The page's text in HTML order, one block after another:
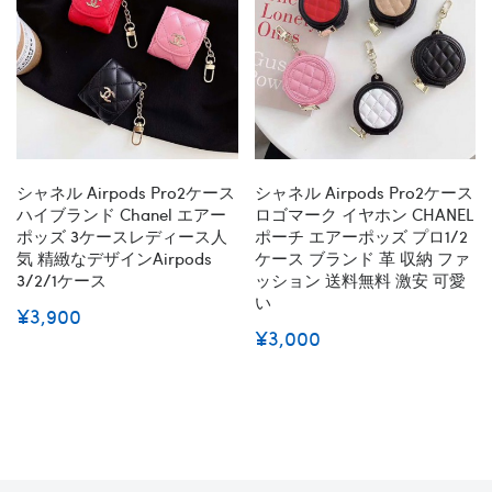
シャネル Airpods Pro2ケース
ハイブランド Chanel エアー
ポッズ 3ケースレディース人
気 精緻なデザインairpods
3/2/1ケース
¥3,900
シャネル Airpods Pro2ケース
ロゴマーク イヤホン CHANEL
ポーチ エアーポッズ プロ1/2
ケース ブランド 革 収納 ファ
ッション 送料無料 激安 可愛
い
¥3,000